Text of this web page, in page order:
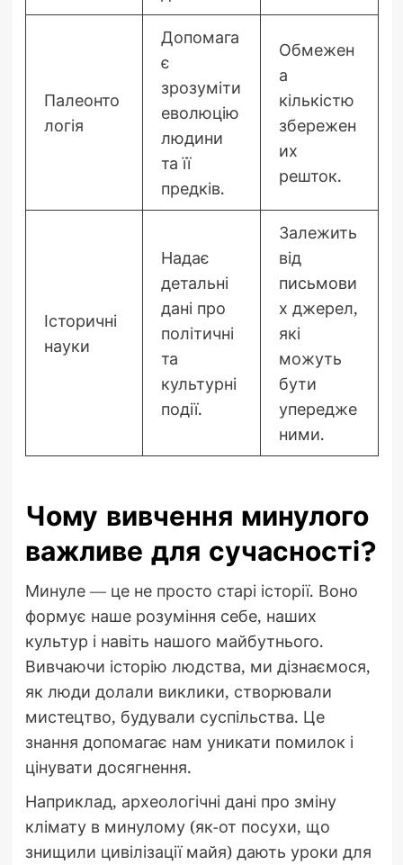
Палеонто
логія
Допомага
є
зрозуміти
еволюцію
людини
та її
предків.
Обмежен
а
кількістю
збережен
их
решток.
Історичні
науки
Надає
детальні
дані про
політичні
та
культурні
події.
Залежить
від
письмови
х джерел,
які
можуть
бути
упередже
ними.
Чому вивчення минулого
важливе для сучасності?
Минуле — це не просто старі історії. Воно
формує наше розуміння себе, наших
культур і навіть нашого майбутнього.
Вивчаючи історію людства, ми дізнаємося,
як люди долали виклики, створювали
мистецтво, будували суспільства. Це
знання допомагає нам уникати помилок і
цінувати досягнення.
Наприклад, археологічні дані про зміну
клімату в минулому (як-от посухи, що
знищили цивілізації майя) дають уроки для